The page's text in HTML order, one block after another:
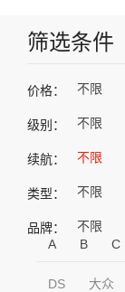
筛选条件
价格： 不限
级别： 不限
续航： 不限
类型： 不限
品牌：
不限
A
B C
DS 大众